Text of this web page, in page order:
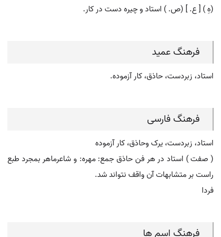
(هِ ) [ ع. ] (ص. ) استاد و چیره دست در کار.
فرهنگ عمید
استاد، زبردست، حاذق، کار آزموده.
فرهنگ فارسی
استاد، زبردست، یرک وحاذق، کار آزموده
( صفت ) استاد در هر فن حاذق جمع: مهره: و شاعرماهر بمجرد طبع
راست بر متشابهات آن واقف نتواند شد.
فردا
فرهنگ اسم ها